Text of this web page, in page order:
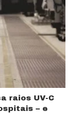
raios UV-C
– e